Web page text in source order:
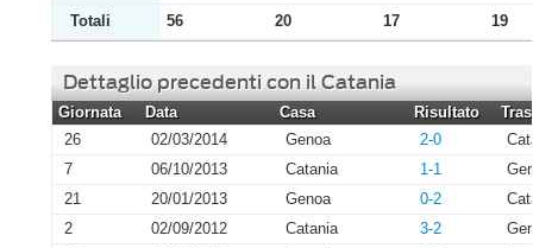
Totali
56 20 17 19
Dettaglio precedenti con il Catania
Giornata Data Casa Risultato
26
02/03/2014 Genoa 2-0
7
06/10/2013 Catania 1-1
21
20/01/2013 Genoa 0-2
2
02/09/2012 Catania 3-2